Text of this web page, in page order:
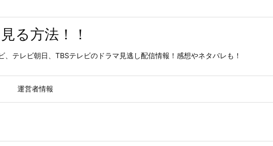
る方法！！
、テレビ朝日、TBSテレビのドラマ見逃し配信情報！感想やネタバレも！
運営者情報